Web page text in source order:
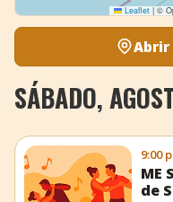
Leaflet |©
Abrir
SÁBADO,
9:00
ME
de